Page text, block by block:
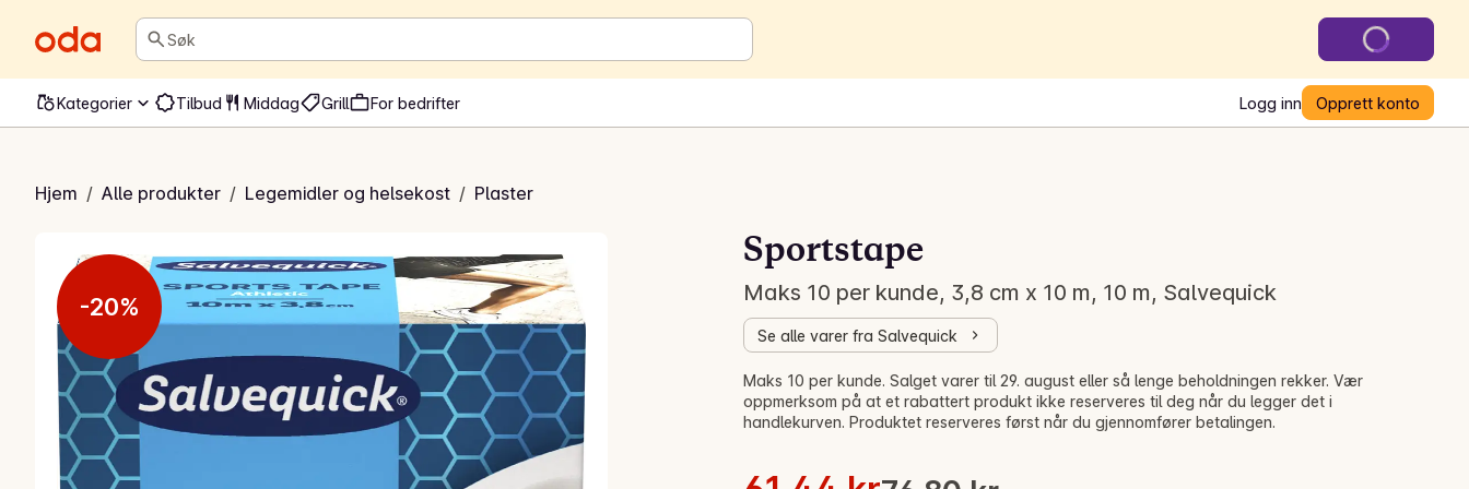
Søk
Kategorier Tilbud Middag Grill For bedrifter Logg inn Opprett konto
Hjem / Alle produkter / Legemidler og helsekost / Plaster
-20%
Sportstape
Maks 10 per kunde, 3,8 cm x 10 m, 10 m, Salvequick
Se alle varer fra Salvequick
Stykkpris: 6,14 kr /m
Maks 10 per kunde. Salget varer til 29. august eller så lenge beholdningen rekker. Vær
oppmerksom på at et rabattert produkt ikke reserveres til deg når du legger det i
handlekurven. Produktet reserveres først når du gjennomfører betalingen.